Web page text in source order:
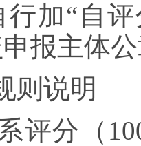
行加“自
报主体
则说明
评分（